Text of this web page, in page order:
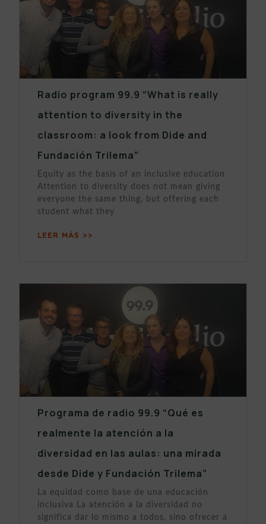
Radio program 99.9 “What is really
attention to diversity in the
classroom: a look from Dide and
Fundación Trilema”
Equity as the basis of an inclusive education
Attention to diversity does not mean giving
everyone the same thing, but offering each
student what they
LEER MÁS >>
Programa de radio 99.9 “Qué es
realmente la atención a la
diversidad en las aulas: una mirada
desde Dide y Fundación Trilema”
La equidad como base de una educación
inclusiva La atención a la diversidad no
significa dar lo mismo a todos, sino ofrecer a